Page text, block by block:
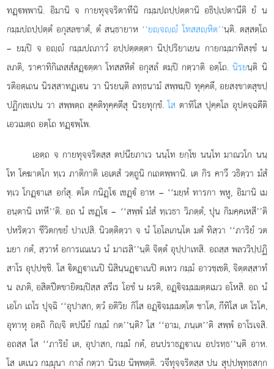
ทฏฺพฺพานิ. อิมานิ จ กายทุจฺจริตาทีนิ กมฺมปถปฺปตฺตานิ อธิปฺเปตานีติ ยํ น
กมฺมปถปฺปตฺตํ อกุสลชาตํ, ตํ สนฺธายาห ‘‘ยฺจฺํ โทสสฺหิต’’นฺติ. ตสฺสตฺโถ
– ยมฺปิ จ อฺํ กมฺมปถภาวํ อปฺปตฺตตฺตา นิปฺปริยาเยน กายกมฺมาทิสงฺขํ น
ลภติ, ราคาทิกิเลสสํสฏฺตฺตา โทสสหิตํ อกุสลํ ตมฺปิ กตฺวาติ อตฺโถ.นิรยนฺติ นิ
รติอตฺเถน นิรสฺสาทฏฺเน วา นิรยนฺติ ลทฺธนามํ สพฺพมฺปิ ทุคฺคตึ, อยสงฺขาตสุขปฺ
ปฏิกฺเขเปนวา สพฺพตฺถ สุคติทุคฺคตีสุ นิรยทุกฺขํ.โส ตาทิโส ปุคฺคโล อุปคจฺฉตีติ
เอวเมตฺถ อตฺโถ ทฏฺพฺโพ.
เอตฺถ จ กายทุจฺจริตสฺส ตปนียภาเว นนฺโท ยกฺโข นนฺโทมาณวโก นนฺ
โท โคฆาตโก ทฺเว ภาติกาติ เอเตสํ วตฺถูนิ กเถตพฺพานิ. เต กิร คาวึ วธิตฺวา มํสํ
ทฺเว โกฏฺาเส อกํสุ. ตโต กนิฏฺโ เชฏฺํ อาห – ‘‘มยฺหํ ทารกา พหู, อิมานิ เม
อนฺตานิ เทหี’’ติ. อถ นํ เชฏฺโ – ‘‘สพฺพํ มํสํ ทฺเวธา วิภตฺตํ, ปุน กิมคฺคเหสี’’ติ
ปหริตฺวา ชีวิตกฺขยํ ปาเปสิ. นิวตฺติตฺวา จ นํ โอโลเกนฺโต มตํ ทิสฺวา ‘‘ภาริยํ วต
มยา กตํ, สฺวาหํ อการเณเนว นํ มาเรสิ’’นฺติ จิตฺตํ อุปฺปาเทสิ. อถสฺส พลววิปฺปฏิ
สาโร อุปฺปชฺชิ. โส ิตฏฺาเนปิ นิสินฺนฏฺาเนปิ ตเทว กมฺมํ อาวชฺเชติ, จิตฺตสฺสาทํ
น ลภติ, อสิตปีตขายิตมฺปิสฺส สรีเร โอชํ น ผรติ, อฏฺิจมฺมมตฺตเมว อโหสิ. อถ นํ
เอโก เถโร ปุจฺฉิ ‘‘อุปาสก, ตฺวํ อติวิย กิโส อฏฺิจมฺมมตฺโต ชาโต, กีทิโส เต โรโค,
อุทาหุอตฺถิ กิฺจิ ตปนียํ กมฺมํ กต’’นฺติ? โส ‘‘อาม, ภนฺเต’’ติ สพฺพํ อาโรเจสิ.
อถสฺส โส ‘‘ภาริยํ เต, อุปาสก, กมฺมํ กตํ, อนปราธฏฺาเน อปรทฺธ’’นฺติ อาห.
โส เตเนว กมฺมุนา กาลํ กตฺวา นิรเย นิพฺพตฺติ. วจีทุจฺจริตสฺส ปน สุปฺปพุทฺธสกฺก